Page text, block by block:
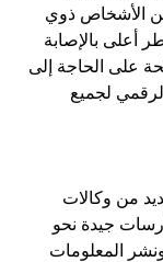
من الأشخاص ذوي
أعلى بالإصابة
على الحاجة إلى
لجميع
من وكالات
جيدة نحو
المعلومات